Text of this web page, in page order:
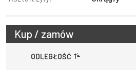
Kup / zamów
ODLEGŁOŚĆ